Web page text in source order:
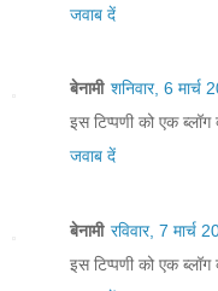
जवाब दें
बेनामी शनिवार, 6
इस टिप्पणी को एक ब्लॉग
जवाब दें
बेनामी रविवार, 7
इस टिप्पणी को एक ब्लॉग